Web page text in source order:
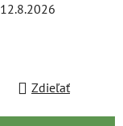
12.8.2026
Zdieľať